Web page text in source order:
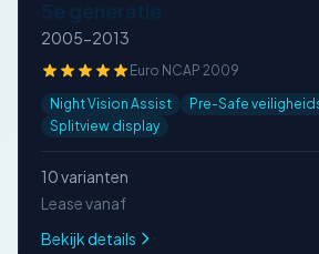
2005-2013
Euro NCAP 2009
Night Vision Assist
Pre-Safe
Splitview display
10 varianten
Lease vanaf
Bekijk details